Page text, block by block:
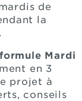
de
la
formule Mardi
en 3
projet à
conseils